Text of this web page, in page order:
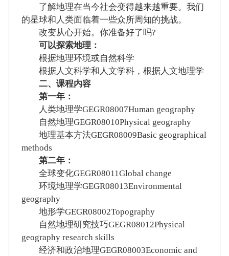
了解地理在当今社会变得越来越重要。我们
的星球和人类面临着一些众所周知的挑战。
改变从心开始。你准备好了吗?
可以探索地理：
根据地理环境或自然科学
根据人文科学和人文学科，根据人文地理学
二、课程内容
第一年：
人类地理学GEGR08007Human geography
自然地理GEGR08010Physical geography
地理基本方法GEGR08009Basic geographical
methods
第二年：
全球变化GEGR08011Global change
环境地理学GEGR08013Environmental
geography
地形学GEGR08002Topography
自然地理研究技巧GEGR08012Physical
geography research skills
经济和政治地理GEGR08003Economic and